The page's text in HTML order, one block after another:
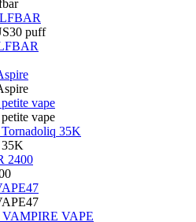
puff
vape
vape
35K
2400
VAPE